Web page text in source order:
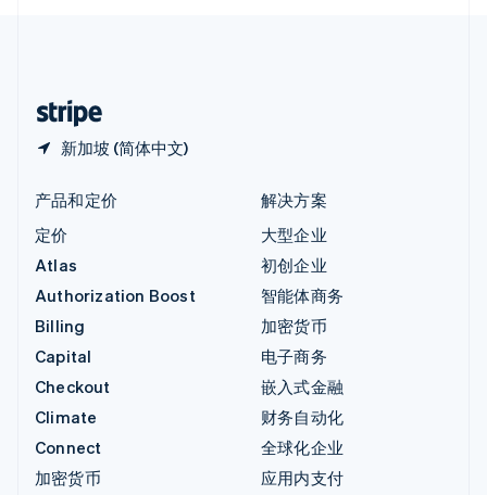
新加坡 (简体中文)
产品和定价
定价
Atlas
Authorization Boost
Billing
Capital
Checkout
Climate
Connect
加密货币
解决方案
大型企业
初创企业
智能体商务
加密货币
电子商务
嵌入式金融
财务自动化
全球化企业
应用内支付